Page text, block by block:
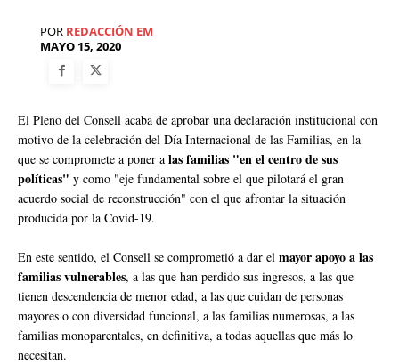
POR REDACCIÓN EM
MAYO 15, 2020
El Pleno del Consell acaba de aprobar una declaración institucional con
motivo de la celebración del Día Internacional de las Familias, en la
que se compromete a poner a las familias "en el centro de sus
políticas" y como "eje fundamental sobre el que pilotará el gran
acuerdo social de reconstrucción" con el que afrontar la situación
producida por la Covid-19.
En este sentido, el Consell se comprometió a dar el mayor apoyo a las
familias vulnerables, a las que han perdido sus ingresos, a las que
tienen descendencia de menor edad, a las que cuidan de personas
mayores o con diversidad funcional, a las familias numerosas, a las
familias monoparentales, en definitiva, a todas aquellas que más lo
necesitan.